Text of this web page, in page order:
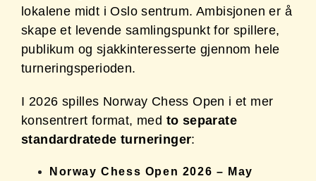
lokalene midt i Oslo sentrum. Ambisjonen er å
skape et levende samlingspunkt for spillere,
publikum og sjakkinteresserte gjennom hele
turneringsperioden.
I 2026 spilles Norway Chess Open i et mer
konsentrert format, med to separate
standardratede turneringer:
Norway Chess Open 2026 – May